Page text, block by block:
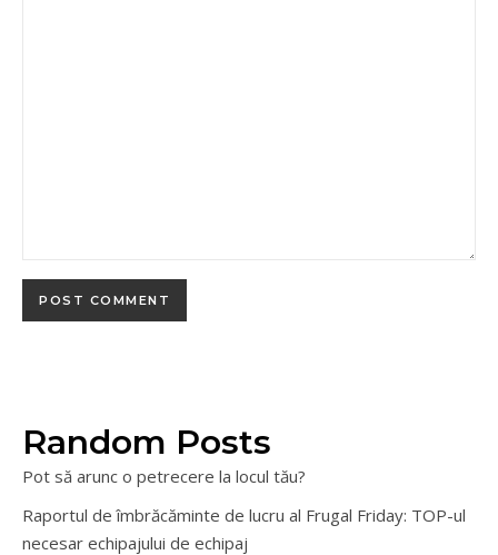
Random Posts
Pot să arunc o petrecere la locul tău?
Raportul de îmbrăcăminte de lucru al Frugal Friday: TOP-ul
necesar echipajului de echipaj